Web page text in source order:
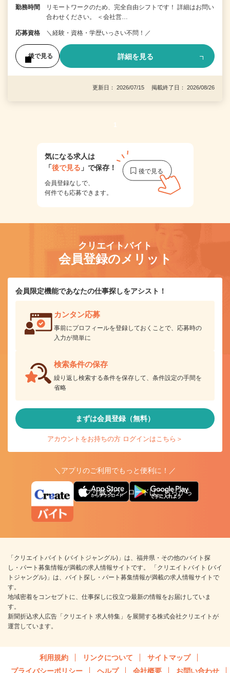
勤務時間
リモートワークのため、完全自由シフトです！ 詳細はお問い
合わせください。 ＜会社営…
応募資格 ＼経験・資格・学歴いっさい不問！／
後で見る 詳細を見る
更新日： 2026/07/15 掲載終了日： 2026/08/26
1
気になる求人は
「後で見る 」で保存！
会員登録なしで、
何件でも応募できます。
クリエイトバイト
会員登録のメリット
会員限定機能であなたの仕事探しをアシスト！
カンタン応募
事前にプロフィールを登録しておくことで、応募時の
入力が簡単に
検索条件の保存
繰り返し検索する条件を保存して、条件設定の手間を
省略
まずは会員登録（無料）
アカウントをお持ちの方 ログインはこちら＞
＼アプリのご利用でもっと便利に！／
アプリ版ダウンロードはこちらから
「クリエイトバイト (バイトジャングル)」は、福井県・その他のバイト探
し・パート募集情報が満載の求人情報サイトです。 「クリエイトバイト (バイ
トジャングル)」は、バイト探し・パート募集情報が満載の求人情報サイトで
す。
地域密着をコンセプトに、仕事探しに役立つ最新の情報をお届けしていま
す。
新聞折込求人広告「クリエイト 求人特集」を展開する株式会社クリエイトが
運営しています。
利用規約 リンクについて
サイトマップ
プライバシーポリシー
ヘルプ 会社概要 お問い合わせ